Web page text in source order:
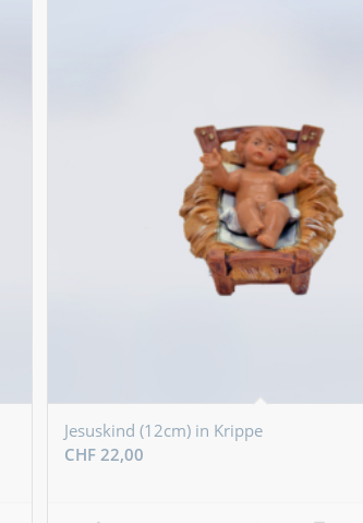
Jesuskind (12cm) in Krippe
CHF22,00